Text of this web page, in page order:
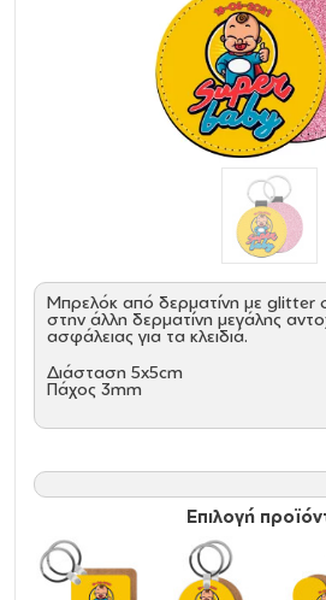
Mπρελόκ από δερματίνη με glitter
στην άλλη δερματίνη μεγάλης
ασφάλειας για τα κλειδιά.
Διάσταση 5x5cm
Πάχος 3mm
Επιλογή